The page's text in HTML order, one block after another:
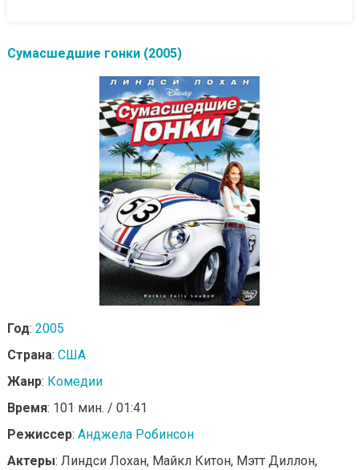
Сумасшедшие гонки (2005)
Год: 2005
Страна: США
Жанр: Комедии
Время: 101 мин. / 01:41
Режиссер: Анджела Робинсон
Актеры: Линдси Лохан, Майкл Китон, Мэтт Диллон,